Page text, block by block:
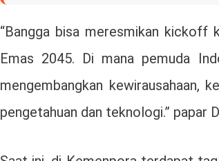
“Bangga bisa meresmikan kickoff
Emas 2045. Di mana pemuda
mengembangkan kewirausahaan,
pengetahuan dan teknologi.” papar